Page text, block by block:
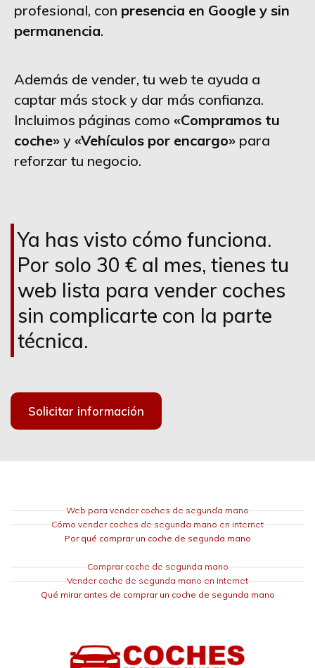
profesional, con presencia en Google y sin
permanencia.
Además de vender, tu web te ayuda a
captar más stock y dar más confianza.
Incluimos páginas como «Compramos tu
coche» y «Vehículos por encargo» para
reforzar tu negocio.
Ya has visto cómo funciona.
Por solo 30 € al mes, tienes tu
web lista para vender coches
sin complicarte con la parte
técnica.
Solicitar información
Web para vender coches de segunda mano
Cómo vender coches de segunda mano en internet
Por qué comprar un coche de segunda mano
Comprar coche de segunda mano
Vender coche de segunda mano en internet
Qué mirar antes de comprar un coche de segunda mano